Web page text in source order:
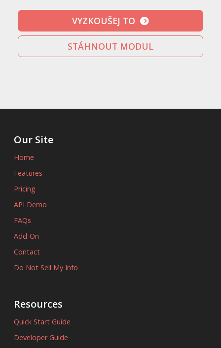
VYZKOUŠEJ TO
STÁHNOUT MODUL
Our Site
Home
Features
Pricing
API Demo
FAQs
Add-On
Contact
Do Not Sell My Info
Resources
Quick Start Guide
Developer Guide